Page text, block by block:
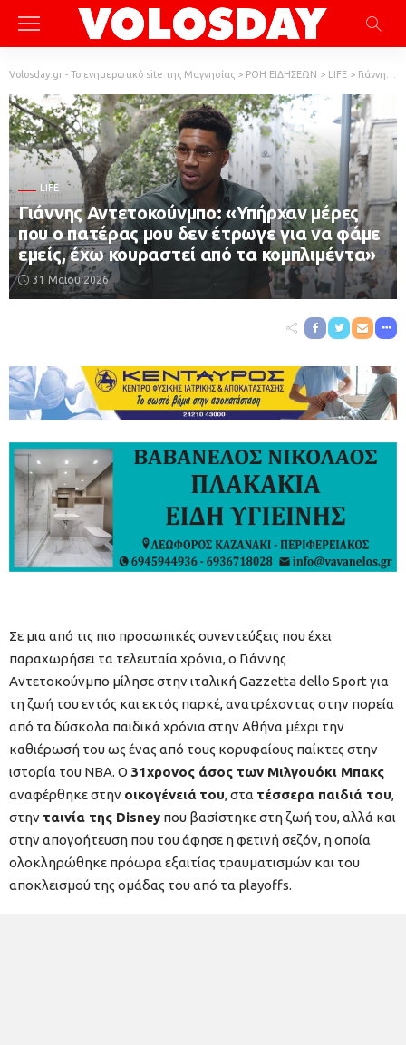
Volosday.gr - Το ενημερωτικό site της Μαγνησίας > ΡΟΗ ΕΙΔΗΣΕΩΝ > LIFE > Γιάννης Αντετοκούνμπο: «Υπήρχαν μέρες που ο πατέρας μου δεν έτρωγε για να φάμε εμείς, έχω κουραστεί από τα κομπλιμέντα»
LIFE
Γιάννης Αντετοκούνμπο: «Υπήρχαν μέρες
που ο πατέρας μου δεν έτρωγε για να φάμε
εμείς, έχω κουραστεί από τα κομπλιμέντα»
31 Μαΐου 2026
Σε μια από τις πιο προσωπικές συνεντεύξεις που έχει
παραχωρήσει τα τελευταία χρόνια, ο Γιάννης
Αντετοκούνμπο μίλησε στην ιταλική Gazzetta dello Sport για
τη ζωή του εντός και εκτός παρκέ, ανατρέχοντας στην πορεία
από τα δύσκολα παιδικά χρόνια στην Αθήνα μέχρι την
καθιέρωσή του ως ένας από τους κορυφαίους παίκτες στην
ιστορία του NBA. Ο 31χρονος άσος των Μιλγουόκι Μπακς
αναφέρθηκε στην οικογένειά του, στα τέσσερα παιδιά του,
στην ταινία της Disney που βασίστηκε στη ζωή του, αλλά και
στην απογοήτευση που του άφησε η φετινή σεζόν, η οποία
ολοκληρώθηκε πρόωρα εξαιτίας τραυματισμών και του
αποκλεισμού της ομάδας του από τα playoffs.